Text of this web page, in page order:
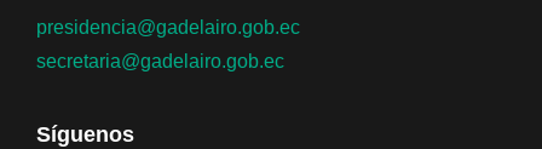
presidencia@gadelairo.gob.ec
secretaria@gadelairo.gob.ec
Síguenos